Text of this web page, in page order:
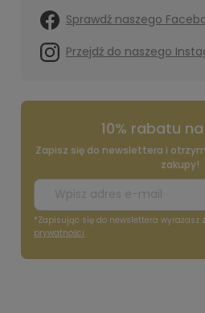
Sprawdź naszego
Przejdź do naszego
10% rabatu
Zapisz się do newslettera i
zakupy!
*Zapisując się do newslettera wyrażasz
prywatności